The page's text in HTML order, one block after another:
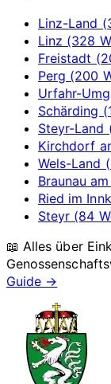
Linz-Land
Linz (328
Freistadt
Perg (200
Urfahr-
Schärding
Steyr-Land
Kirchdorf
Wels-Land
Braunau
Ried im
Steyr (84
📖 Alles über
Guide →